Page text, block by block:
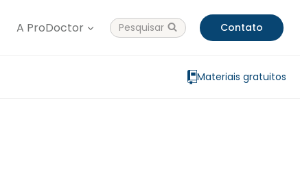
A ProDoctor Pesquisar Contato
Materiais gratuitos